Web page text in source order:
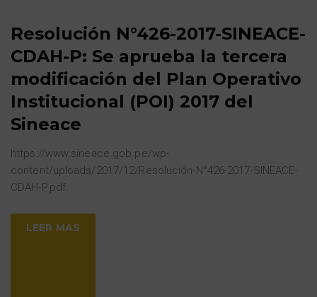
Resolución N°426-2017-SINEACE-
CDAH-P: Se aprueba la tercera
modificación del Plan Operativo
Institucional (POI) 2017 del
Sineace
https://www.sineace.gob.pe/wp-
content/uploads/2017/12/Resolución-N°426-2017-SINEACE-
CDAH-P.pdf
LEER MAS